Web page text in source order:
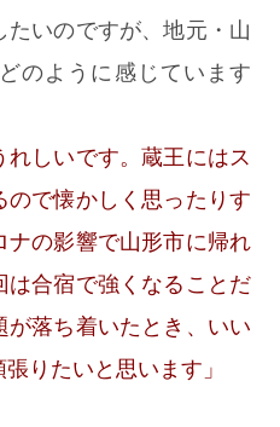
いのですが、地元・山
のように感じています
しいです。蔵王にはス
で懐かしく思ったりす
ナの影響で山形市に帰れ
は合宿で強くなることだ
落ち着いたとき、いい
りたいと思います」